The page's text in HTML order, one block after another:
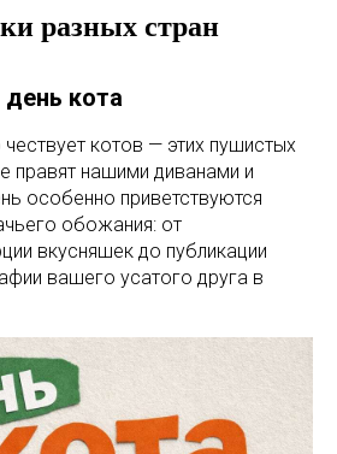
разных стран
кота
котов — этих пушистых
правят нашими диванами и
особенно приветствуются
обожания: от
вкусняшек до публикации
вашего усатого друга в